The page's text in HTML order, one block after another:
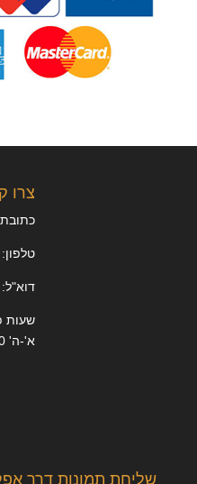
צרו
טלפון: [054-8198612] [03-
דוא"ל: picinclick@gmail.com
שעות
א'-ה' 10:00-21:00
שליחת תמונות דרך